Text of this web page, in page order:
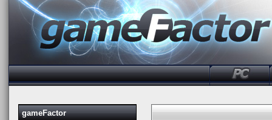
gameFactor